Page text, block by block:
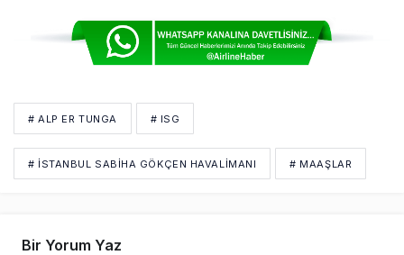
# ALP ER TUNGA # ISG
# İSTANBUL SABIHA GÖKÇEN HAVALIMANI # MAAŞLAR
Bir Yorum Yaz